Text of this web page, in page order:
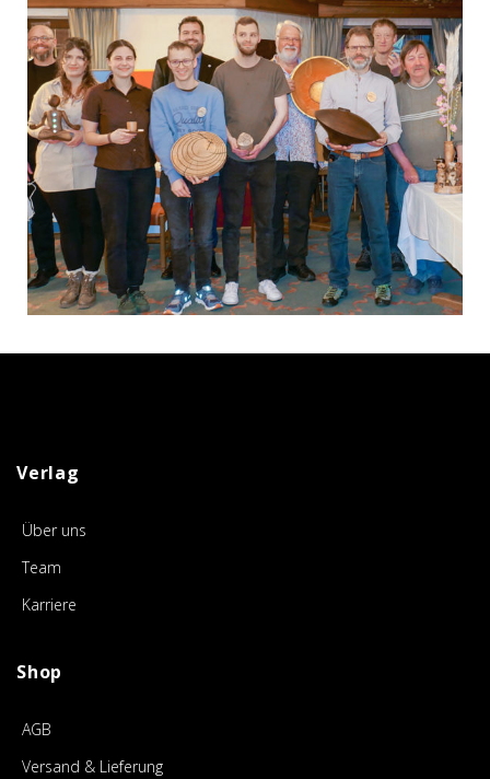
Jährliches Treffen der Drechslerinnung im
Schwarzwald
AUSGABE 67, VERANSTALTUNGEN
Verlag
Über uns
Team
Karriere
Shop
AGB
Versand & Lieferung